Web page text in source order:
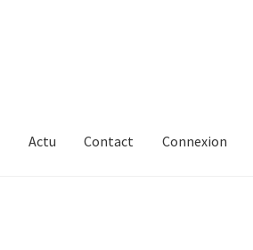
Actu Contact Connexion